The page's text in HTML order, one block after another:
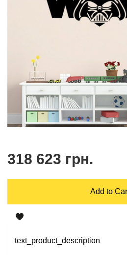
318 623 грн.
Add to
text_product_description